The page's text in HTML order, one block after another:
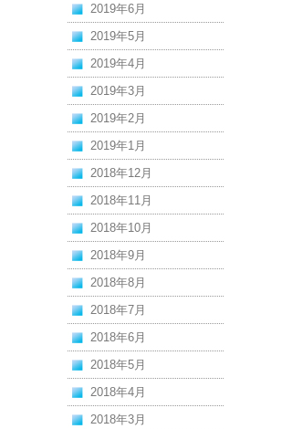
2019年6月
2019年5月
2019年4月
2019年3月
2019年2月
2019年1月
2018年12月
2018年11月
2018年10月
2018年9月
2018年8月
2018年7月
2018年6月
2018年5月
2018年4月
2018年3月